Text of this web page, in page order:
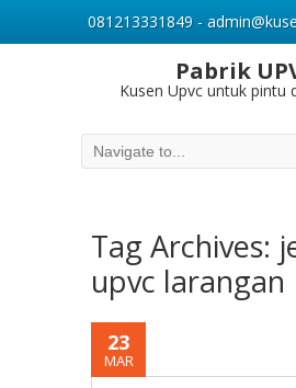
Pabrik
Kusen Upvc untuk pintu
Tag Archives:
upvc larangan
23
MAR
081213331849 -